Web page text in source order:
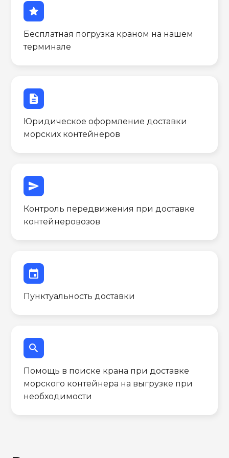
star
Бесплатная погрузка краном на нашем
терминале
description
Юридическое оформление доставки
морских контейнеров
send
Контроль передвижения при доставке
контейнеровозов
event
Пунктуальность доставки
search
Помощь в поиске крана при доставке
морского контейнера на выгрузке при
необходимости